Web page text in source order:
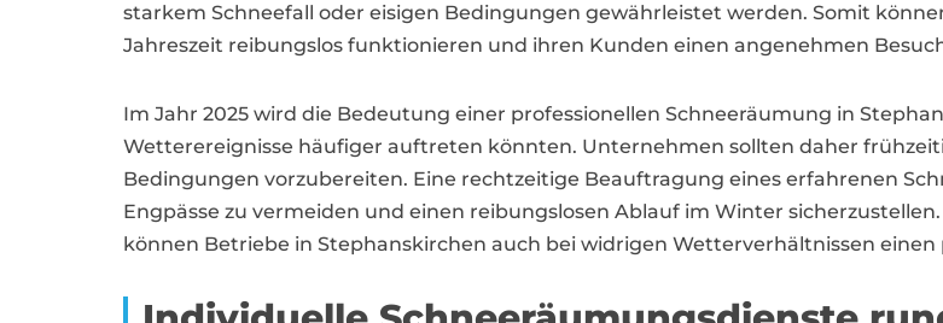
starkem Schneefall oder eisigen Bedingungen gewährleistet werden. Somit
Jahreszeit reibungslos funktionieren und ihren Kunden einen angenehmen
Im Jahr 2025 wird die Bedeutung einer professionellen Schneeräumung in
Wetterereignisse häufiger auftreten könnten. Unternehmen sollten daher
Bedingungen vorzubereiten. Eine rechtzeitige Beauftragung eines erfahrenen
Engpässe zu vermeiden und einen reibungslosen Ablauf im Winter
können Betriebe in Stephanskirchen auch bei widrigen Wetterverhältnissen